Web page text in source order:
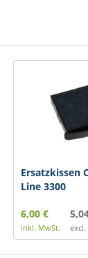
Ersatzkissen
Line 3300
6,00 €
inkl. MwSt. excl.